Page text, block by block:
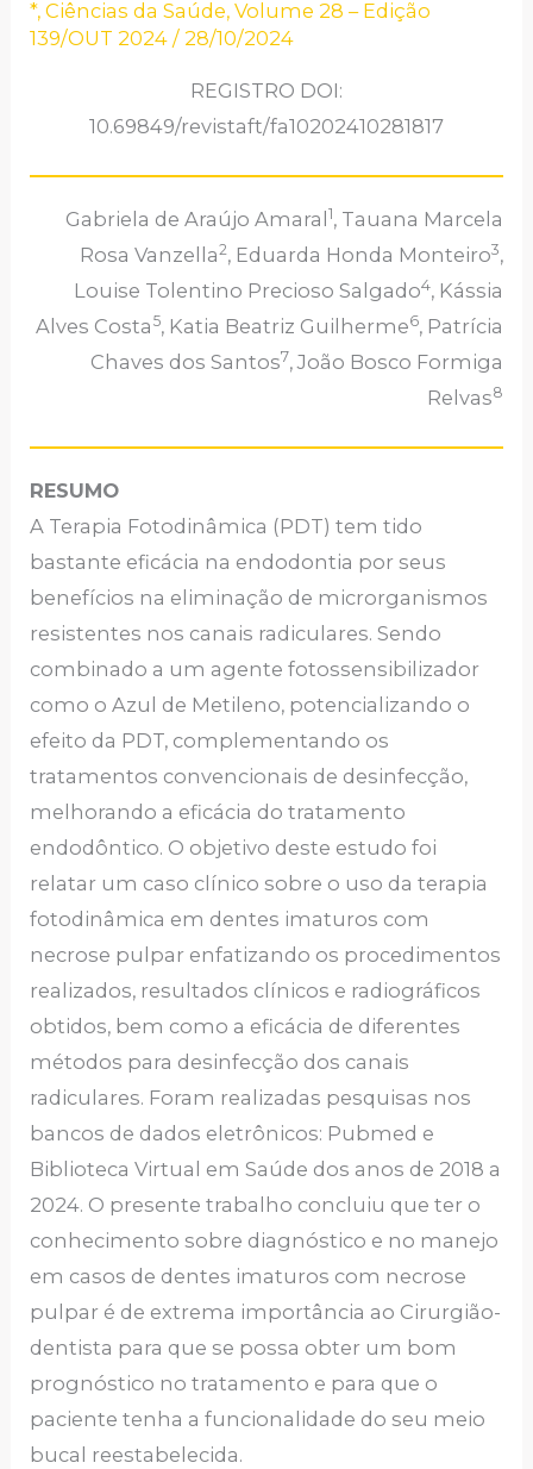
*,Ciências da Saúde,Volume 28 – Edição
139/OUT 2024 /28/10/2024
REGISTRO DOI:
10.69849/revistaft/fa10202410281817
Gabriela de Araújo Amaral1, Tauana Marcela
Rosa Vanzella2, Eduarda Honda Monteiro3,
Louise Tolentino Precioso Salgado4, Kássia
Alves Costa 5, Katia Beatriz Guilherme6, Patrícia
Chaves dos Santos7, João Bosco Formiga
Relvas8
RESUMO
A Terapia Fotodinâmica (PDT) tem tido
bastante eficácia na endodontia por seus
benefícios na eliminação de microrganismos
resistentes nos canais radiculares. Sendo
combinado a um agente fotossensibilizador
como o Azul de Metileno, potencializando o
efeito da PDT, complementando os
tratamentos convencionais de desinfecção,
melhorando a eficácia do tratamento
endodôntico. O objetivo deste estudo foi
relatar um caso clínico sobre o uso da terapia
fotodinâmica em dentes imaturos com
necrose pulpar enfatizando os procedimentos
realizados, resultados clínicos e radiográficos
obtidos, bem como a eficácia de diferentes
métodos para desinfecção dos canais
radiculares. Foram realizadas pesquisas nos
bancos de dados eletrônicos: Pubmed e
Biblioteca Virtual em Saúde dos anos de 2018 a
2024. O presente trabalho concluiu que ter o
conhecimento sobre diagnóstico e no manejo
em casos de dentes imaturos com necrose
pulpar é de extrema importância ao Cirurgião-
dentista para que se possa obter um bom
prognóstico no tratamento e para que o
paciente tenha a funcionalidade do seu meio
bucal reestabelecida.